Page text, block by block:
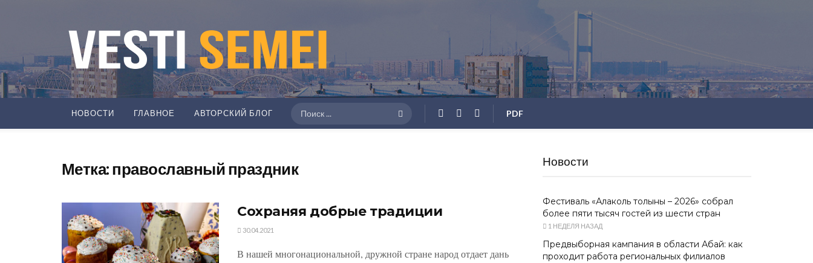
НОВОСТИ ГЛАВНОЕ АВТОРСКИЙ БЛОГ PDF
Метка:православный праздник
Сохраняя добрые традиции
30.04.2021
В нашей многонациональной, дружной стране народ отдает дань
Новости
Фестиваль «Алаколь толқыны – 2026» собрал
более пяти тысяч гостей из шести стран
1 НЕДЕЛЯ НАЗАД
Предвыборная кампания в области Абай: как
проходит работа региональных филиалов